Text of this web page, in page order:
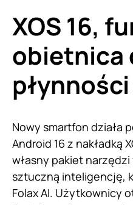
XOS 16,
obietnica
Nowy smartfon działa
Android 16 z nakładką
własny pakiet
sztuczną inteligencję,
Folax AI. Użytkownicy